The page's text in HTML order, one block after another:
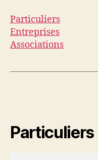
Particuliers
Entreprises
Associations
Particuliers